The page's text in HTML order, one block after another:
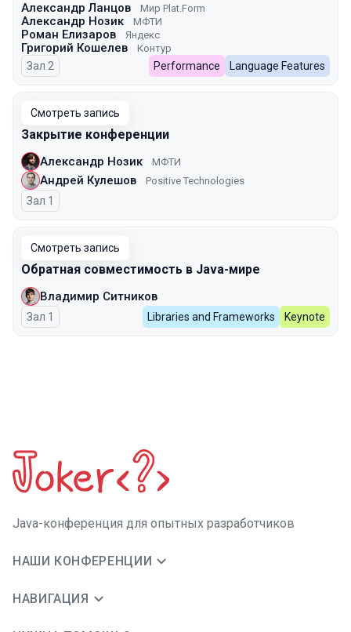
Александр Ланцов Мир Plat.Form
Александр Нозик МФТИ
Роман Елизаров Яндекс
Григорий Кошелев Контур
Зал 2 Performance Language Features
Смотреть запись
Закрытие конференции
Александр Нозик МФТИ
Андрей Кулешов Positive Technologies
Зал 1
Смотреть запись
Обратная совместимость в Java-мире
Владимир Ситников
Зал 1 Libraries and Frameworks Keynote
Java-конференция для опытных разработчиков
НАШИ КОНФЕРЕНЦИИ
НАВИГАЦИЯ